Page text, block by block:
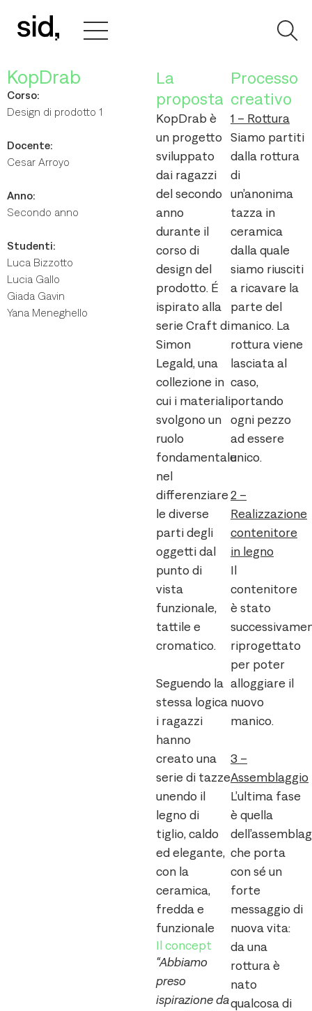
KopDrab
Corso:
Design di prodotto 1
Docente:
Cesar Arroyo
Anno:
Secondo anno
Studenti:
Luca Bizzotto
Lucia Gallo
Giada Gavin
Yana Meneghello
La
proposta
KopDrab è
un progetto
sviluppato
dai ragazzi
del secondo
anno
durante il
corso di
design del
prodotto. É
ispirato alla
serie Craft di
Simon
Legald, una
collezione in
cui i materiali
svolgono un
ruolo
fondamentale
nel
differenziare
le diverse
parti degli
oggetti dal
punto di
vista
funzionale,
tattile e
cromatico.
Seguendo la
stessa logica
i ragazzi
hanno
creato una
serie di tazze
unendo il
legno di
tiglio, caldo
ed elegante,
con la
ceramica,
fredda e
funzionale
Il concept
“Abbiamo
preso
ispirazione da
Processo
creativo
1 – Rottura
Siamo partiti
dalla rottura
di
un’anonima
tazza in
ceramica
dalla quale
siamo riusciti
a ricavare la
parte del
manico. La
rottura viene
lasciata al
caso,
portando
ogni pezzo
ad essere
unico.
2 –
Realizzazione
contenitore
in legno
Il
contenitore
è stato
riprogettato
per poter
alloggiare il
nuovo
manico.
3 –
Assemblaggio
L’ultima fase
è quella
che porta
con sé un
forte
messaggio di
nuova vita:
da una
rottura è
nato
qualcosa di